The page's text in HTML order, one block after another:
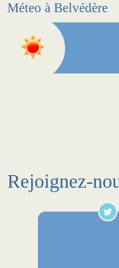
Méteo à Belvédère
Rejoignez-